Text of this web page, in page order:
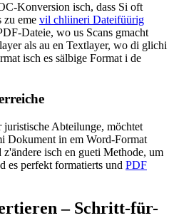
Konversion isch, dass Si oft
zu eme vil chliineri Dateifüürig
Dateie, wo us Scans gmacht
als au en Textlayer, wo di glichi
isch es sälbige Format i de
Abteilunge, möchtet
Dokument in em Word-Format
isch en gueti Methode, um
es perfekt formatierts und PDF
– Schritt-für-